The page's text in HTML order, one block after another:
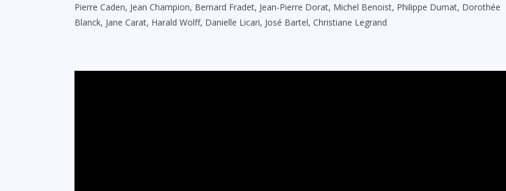
Pierre Caden, Jean Champion, Bernard Fradet, Jean-Pierre Dorat, Michel Benoist, Philippe Dumat, Dorothée
Blanck, Jane Carat, Harald Wolff, Danielle Licari, José Bartel, Christiane Legrand